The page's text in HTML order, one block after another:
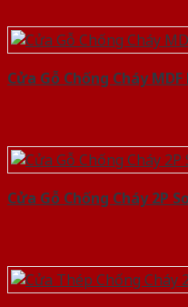
Cửa Gỗ Chống Cháy MDF
Cửa Gỗ Chống Cháy 2P